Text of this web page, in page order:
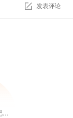
甚至还没成为一
来自
上获得了有影
称为#bitcoin-
成了一种独特
「自己人」。
发表评论
...